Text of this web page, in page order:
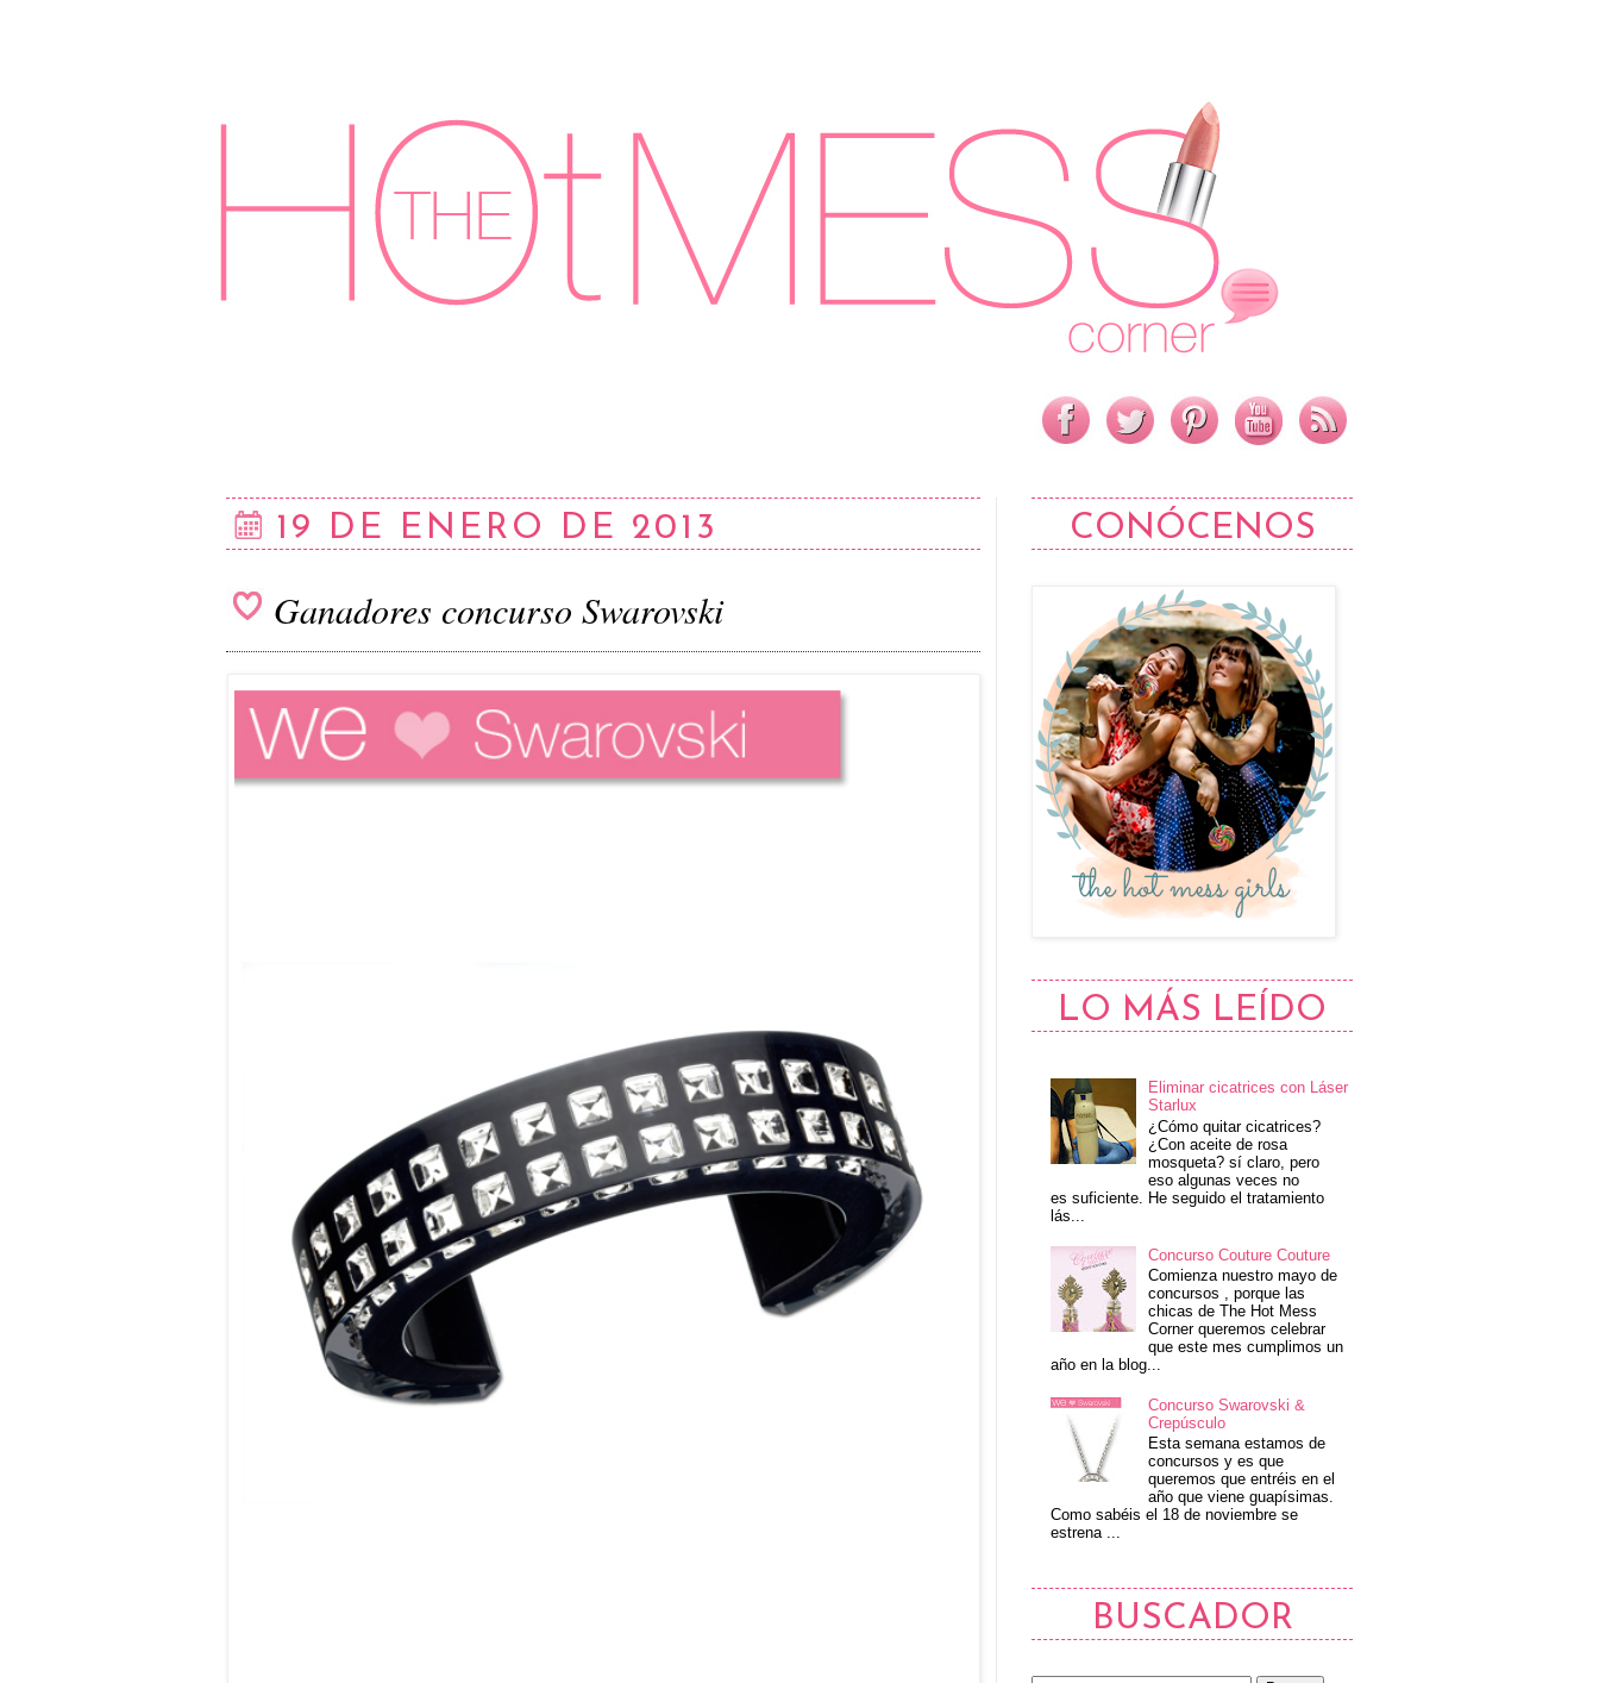
19 DE ENERO DE 2013
Ganadores concurso Swarovski
CONÓCENOS
LO MÁS LEÍDO
Eliminar cicatrices con Láser
Starlux
¿Cómo quitar cicatrices?
¿Con aceite de rosa
mosqueta? sí claro, pero
eso algunas veces no
es suficiente. He seguido el tratamiento
lás...
Concurso Couture Couture
Comienza nuestro mayo de
concursos , porque las
chicas de The Hot Mess
Corner queremos celebrar
que este mes cumplimos un
año en la blog...
Concurso Swarovski &
Crepúsculo
Esta semana estamos de
concursos y es que
queremos que entréis en el
año que viene guapísimas.
Como sabéis el 18 de noviembre se
estrena ...
BUSCADOR